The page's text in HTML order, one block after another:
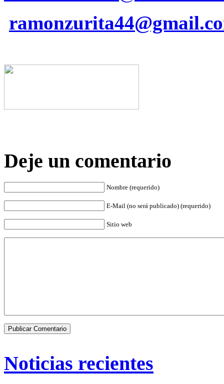
Deje un comentario
Nombre (requerido)
E-Mail (no será publicado) (requerido)
Sitio web
Noticias recientes